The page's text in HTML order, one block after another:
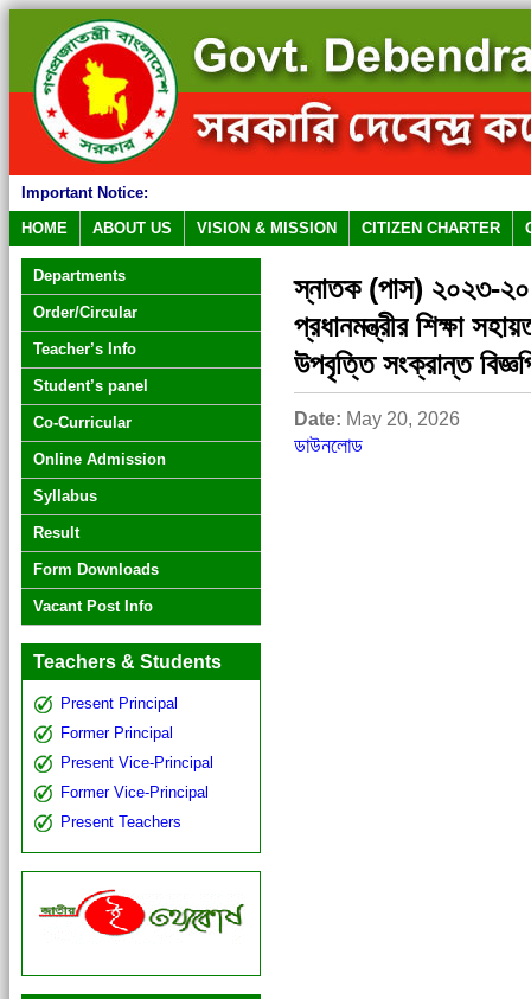
Important Notice:
HOME
ABOUT US VISION & MISSION CITIZEN CHARTER
Departments
Order/Circular
Teacher’s Info
Student’s panel
Co-Curricular
Online Admission
Syllabus
Result
Form Downloads
Vacant Post Info
Teachers & Students
Present Principal
Former Principal
Present Vice-Principal
Former Vice-Principal
Present Teachers
স্নাতক (পাস) ২০২৩-
প্রধানমন্ত্রীর শিক্ষা
উপবৃত্তি সংক্রান্ত
Date: May 20, 2026
ডাউনলোড